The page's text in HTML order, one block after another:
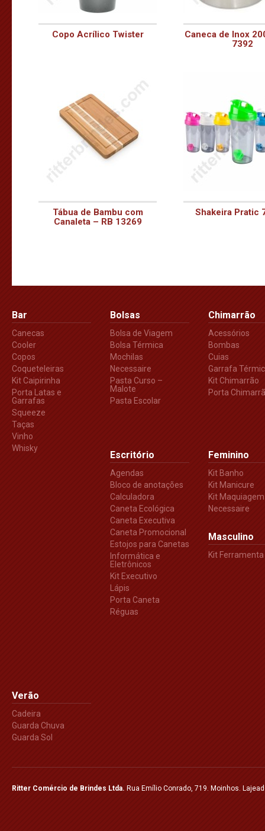
Copo Acrílico Twister
Caneca de Inox
7392
Tábua de Bambu com
Canaleta – RB 13269
Shakeira Pratic
Bar
Canecas
Cooler
Copos
Coqueteleiras
Kit Caipirinha
Porta Latas e
Garrafas
Squeeze
Taças
Vinho
Whisky
Bolsas
Bolsa de Viagem
Bolsa Térmica
Mochilas
Necessaire
Pasta Curso –
Malote
Pasta Escolar
Chimarrão
Acessórios
Bombas
Cuias
Garrafa
Kit Chimarrão
Porta
Escritório
Agendas
Bloco de anotações
Calculadora
Caneta Ecológica
Caneta Executiva
Caneta Promocional
Estojos para Canetas
Informática e
Eletrônicos
Kit Executivo
Lápis
Porta Caneta
Réguas
Feminino
Kit Banho
Kit Manicure
Kit Maquiagem
Necessaire
Masculino
Kit Ferramenta
Verão
Cadeira
Guarda Chuva
Guarda Sol
Ritter Comércio de Brindes Ltda. Rua Emílio Conrado, 719. Moinhos.